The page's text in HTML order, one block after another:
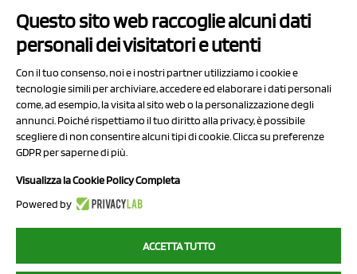
Contatti
Privacy Policy
Cookie Policy
Chi Siamo
2023 NCX Drahorad srl - All rights reserved
myfruit.it è parte del network diNCX DRAHORAD
Questo sito web raccoglie alcuni dati
personali dei visitatori e utenti
Con il tuo consenso, noi e i nostri partner utilizziamo i cookie e
tecnologie simili per archiviare, accedere ed elaborare i dati personali
come, ad esempio, la visita al sito web o la personalizzazione degli
annunci. Poiché rispettiamo il tuo diritto alla privacy, è possibile
scegliere di non consentire alcuni tipi di cookie. Clicca su preferenze
GDPR per saperne di più.
Visualizza la Cookie Policy Completa
Powered by
ACCETTA TUTTO